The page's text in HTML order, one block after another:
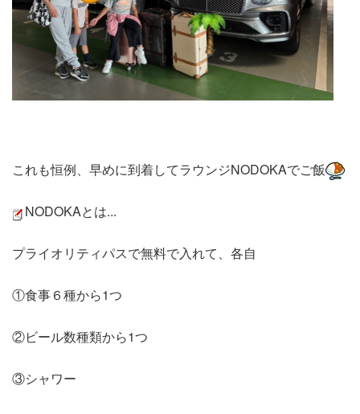
これも恒例、早めに到着してラウンジNODOKAでご飯
NODOKAとは...
プライオリティパスで無料で入れて、各自
①食事６種から1つ
②ビール数種類から1つ
③シャワー